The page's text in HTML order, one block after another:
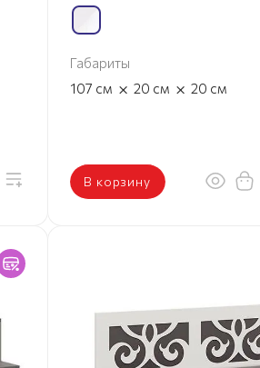
Габариты
107 см × 20 см × 20 см
В корзину